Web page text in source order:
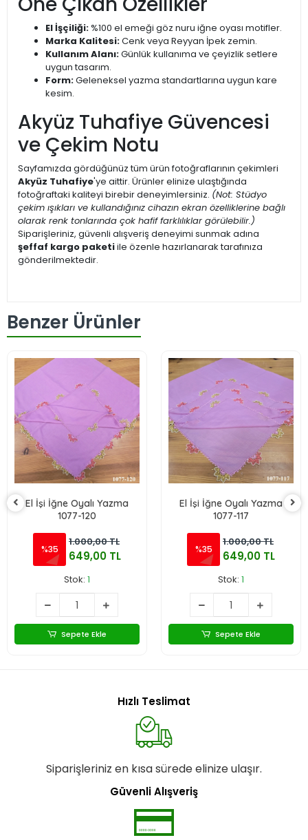
El İşçiliği: %100 el emeği göz nuru iğne oyası motifler.
Marka Kalitesi:Cenk veya Reyyan İpek zemin.
Kullanım Alanı:Günlük kullanıma ve çeyizlik setlere
uygun tasarım.
Form:Geleneksel yazma standartlarına uygun kare
kesim.
Akyüz Tuhafiye Güvencesi
ve Çekim Notu
Sayfamızda gördüğünüz tüm ürün fotoğraflarının çekimleri
Akyüz Tuhafiye'ye aittir. Ürünler elinize ulaştığında
fotoğraftaki kaliteyi birebir deneyimlersiniz. (Not: Stüdyo
çekim ışıkları ve kullandığınız cihazın ekran özelliklerine bağlı
olarak renk tonlarında çok hafif farklılıklar görülebilir.)
Siparişleriniz, güvenli alışveriş deneyimi sunmak adına
şeffaf kargo paketiile özenle hazırlanarak tarafınıza
gönderilmektedir.
Benzer Ürünler
El İşi İğne Oyalı Yazma
1077-120
%35
1.000,00 TL
649,00 TL
Stok: 1
Sepete Ekle
El İşi İğne Oyalı Yazma
1077-117
%35
1.000,00 TL
649,00 TL
Stok: 1
Sepete Ekle
Hızlı Teslimat
Siparişleriniz en kısa sürede elinize ulaşır.
Güvenli Alışveriş